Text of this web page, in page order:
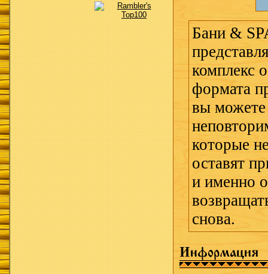
Бани &
комплекс
формата
вы можете
которые
оставят
и именно
снова.
Информация